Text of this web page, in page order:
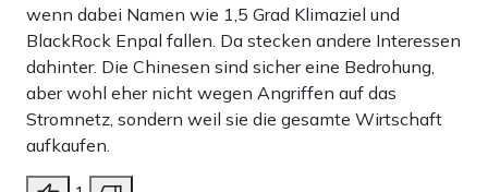
wenn dabei Namen wie 1,5 Grad Klimaziel und
BlackRock Enpal fallen. Da stecken andere Interessen
dahinter. Die Chinesen sind sicher eine Bedrohung,
aber wohl eher nicht wegen Angriffen auf das
Stromnetz, sondern weil sie die gesamte Wirtschaft
aufkaufen.